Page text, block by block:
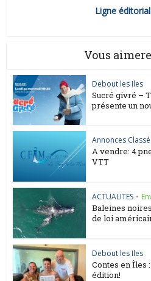
Ligne
Vous
Debout les Iles
Sucré givré –
présente un
Annonces
A vendre: 4
VTT
ACTUALITES •
Baleines
de loi
Debout les Iles
Contes en Îles
édition!